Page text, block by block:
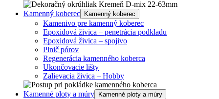
Kamenný koberec Kamenný koberec
Kamenivo pre kamenný koberec
Epoxidová živica – penetrácia podkladu
Epoxidová živica – spojivo
Plnič pórov
Regenerácia kamenného koberca
Ukončovacie lišty
Zalievacia živica – Hobby
Kamenné ploty a múry Kamenné ploty a múry